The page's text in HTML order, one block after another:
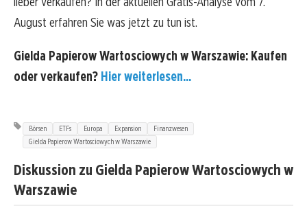
August erfahren Sie was jetzt zu tun ist.
Gielda Papierow Wartosciowych w Warszawie: Kaufen
oder verkaufen? Hier weiterlesen...
Börsen ETFs Europa Expansion
Finanzwesen
Gielda Papierow Wartosciowych w Warszawie
Diskussion zu Gielda Papierow Wartosciowych w
Warszawie